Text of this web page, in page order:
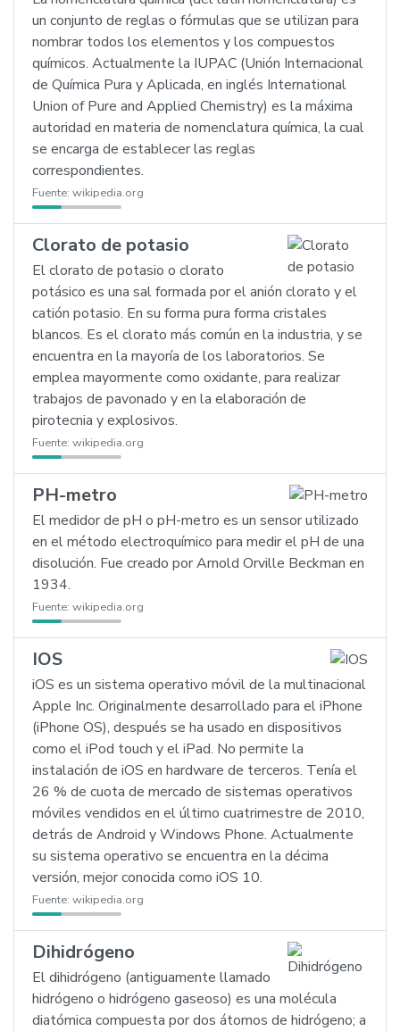
un conjunto de reglas o fórmulas que se utilizan para
nombrar todos los elementos y los compuestos
químicos. Actualmente la IUPAC (Unión Internacional
de Química Pura y Aplicada, en inglés International
Union of Pure and Applied Chemistry) es la máxima
autoridad en materia de nomenclatura química, la cual
se encarga de establecer las reglas
correspondientes.
Fuente: wikipedia.org
Clorato de potasio
El clorato de potasio o clorato
potásico es una sal formada por el anión clorato y el
catión potasio. En su forma pura forma cristales
blancos. Es el clorato más común en la industria, y se
encuentra en la mayoría de los laboratorios. Se
emplea mayormente como oxidante, para realizar
trabajos de pavonado y en la elaboración de
pirotecnia y explosivos.
Fuente: wikipedia.org
PH-metro
El medidor de pH o pH-metro es un sensor utilizado
en el método electroquímico para medir el pH de una
disolución. Fue creado por Arnold Orville Beckman en
1934.
Fuente: wikipedia.org
IOS
iOS es un sistema operativo móvil de la multinacional
Apple Inc. Originalmente desarrollado para el iPhone
(iPhone OS), después se ha usado en dispositivos
como el iPod touch y el iPad. No permite la
instalación de iOS en hardware de terceros. Tenía el
26 % de cuota de mercado de sistemas operativos
móviles vendidos en el último cuatrimestre de 2010,
detrás de Android y Windows Phone. Actualmente
su sistema operativo se encuentra en la décima
versión, mejor conocida como iOS 10.
Fuente: wikipedia.org
Dihidrógeno
El dihidrógeno (antiguamente llamado
hidrógeno o hidrógeno gaseoso) es una molécula
diatómica compuesta por dos átomos de hidrógeno; a